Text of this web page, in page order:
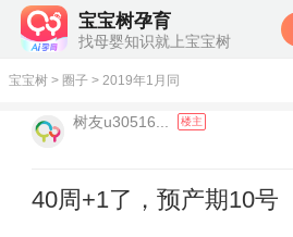
宝宝树孕育
找母婴知识就上宝宝树
宝宝树 > 圈子 > 2019年1月同
树友u30516... 楼主
40周+1了，预产期10号